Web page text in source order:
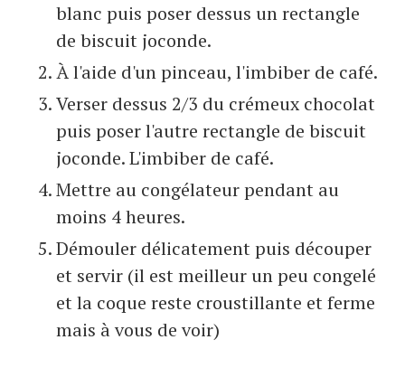
blanc puis poser dessus un rectangle
de biscuit joconde.
À l'aide d'un pinceau, l'imbiber de café.
Verser dessus 2/3 du crémeux chocolat
puis poser l'autre rectangle de biscuit
joconde. L'imbiber de café.
Mettre au congélateur pendant au
moins 4 heures.
Démouler délicatement puis découper
et servir (il est meilleur un peu congelé
et la coque reste croustillante et ferme
mais à vous de voir)